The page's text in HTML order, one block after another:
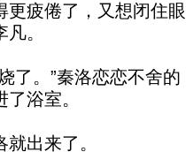
倦了，又想闭住眼
。
”秦洛恋恋不舍的
浴室。
来了。